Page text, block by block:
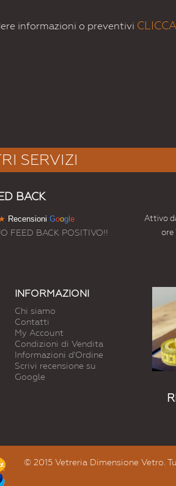
informazioni o preventivi
SERVIZI
BACK
Recensioni Googl e
FEED BACK POSITIVO!!
Attivo
ore
INFORMAZIONI
Chi siamo
Contatti
My Account
Condizioni di Vendita
Informazioni d'Ordine
Scrivi recensione su
Google
© 2015 Vetreria Dimensione Vetro.